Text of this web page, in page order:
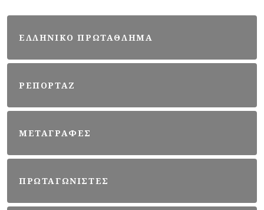
ΕΛΛΗΝΙΚΟ ΠΡΩΤΑΘΛΗΜΑ
ΡΕΠΟΡΤΑΖ
ΜΕΤΑΓΡΑΦΕΣ
ΠΡΩΤΑΓΩΝΙΣΤΕΣ